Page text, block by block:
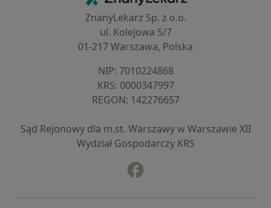
ZnanyLekarz Sp. z o.o.
ul. Kolejowa 5/7
01-217 Warszawa, Polska
NIP: ⁠7010224868
KRS: ⁠0000347997
REGON: ⁠142276657
Sąd Rejonowy dla m.st. Warszawy w Warszawie XII
Wydział Gospodarczy KRS